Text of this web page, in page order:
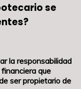
se
la responsabilidad
que
ser propietario de